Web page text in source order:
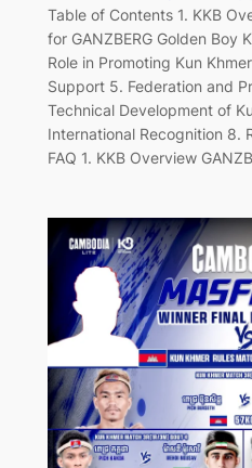
Table of Contents 1. KKB
for GANZBERG Golden Boy
Role in Promoting Kun
Support 5. Federation and
Technical Development of
International Recognition 8.
FAQ 1. KKB Overview